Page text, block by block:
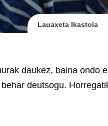
Lauaxeta Ikastola
daukez, baina ondo
deutsogu.